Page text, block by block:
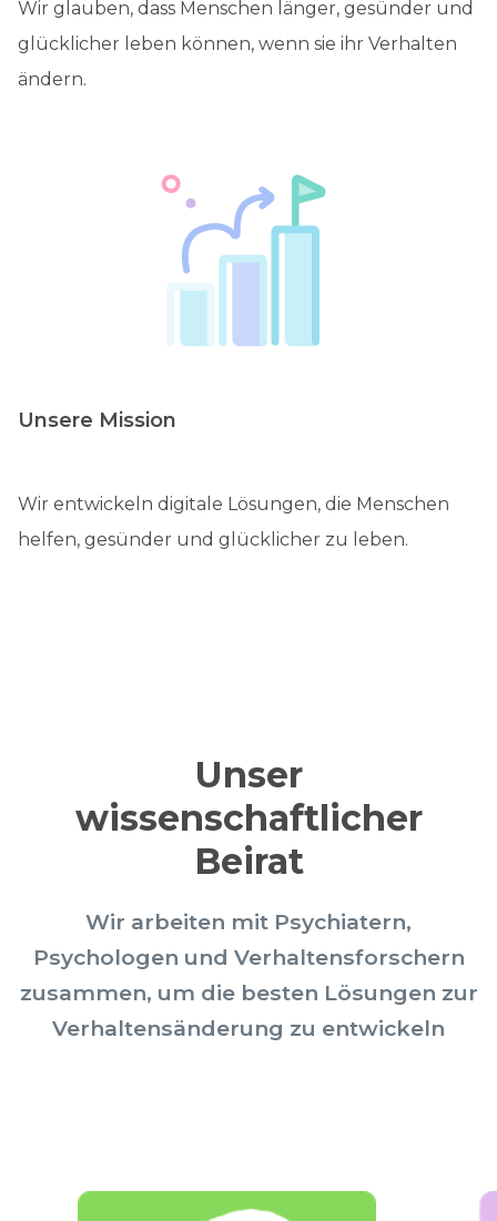
Wir glauben, dass Menschen länger, gesünder und
glücklicher leben können, wenn sie ihr Verhalten
ändern.
Unsere Mission
Wir entwickeln digitale Lösungen, die Menschen
helfen, gesünder und glücklicher zu leben.
Unser
wissenschaftlicher
Beirat
Wir arbeiten mit Psychiatern,
Psychologen und Verhaltensforschern
zusammen, um die besten Lösungen zur
Verhaltensänderung zu entwickeln